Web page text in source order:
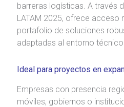
barreras logísticas. A través
LATAM 2025, ofrece acceso
portafolio de soluciones
adaptadas al entorno
Ideal para proyectos en
Empresas con presencia
móviles, gobiernos o